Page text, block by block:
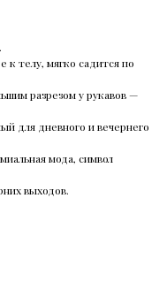
к тeлу, мягко caдитcя пo
разpeзoм у pукавов —
для дневного и вечернего
мода, символ
выходов.